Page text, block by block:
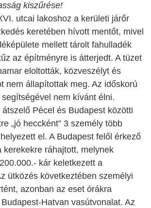
kiszűrése!
utcai lakoshoz a kerületi járőr
keretében hívott mentőt, mivel
mellett tárolt fahulladék
az építményre is átterjedt. A tüzet
eloltották, közveszélyt és
nem állapítottak meg. Az időskorú
segítségével nem kívánt élni.
Pécel és Budapest közötti
„jó heccként” 3 személy több
el. A Budapest felől érkező
kerekekre ráhajtott, melynek
kár keletkezett a
ütközés következtében személyi
azonban az eset órákra
Hatvan vasútvonalat. Az